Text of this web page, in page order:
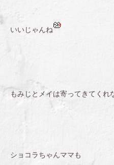
いいじゃんね
もみじとメイは寄ってきてくれ
ショコラちゃんママも